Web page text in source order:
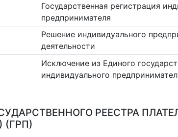
Государственная регистрация
предпринимателя
Решение индивидуального
деятельности
Исключение из Единого
индивидуального
РЕЕСТРА
(ГРП)